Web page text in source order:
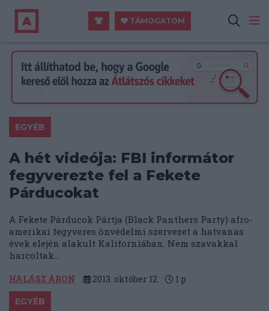
TÁMOGATOM
EGYÉB
A hét videója: FBI informátor
fegyverezte fel a Fekete
Párducokat
A Fekete Párducok Pártja (Black Panthers Party) afro-
amerikai fegyveres önvédelmi szervezet a hatvanas
évek elején alakult Kaliforniában. Nem szavakkal
harcoltak...
HALÁSZ ÁRON 2013. október 12. 1 p
EGYÉB